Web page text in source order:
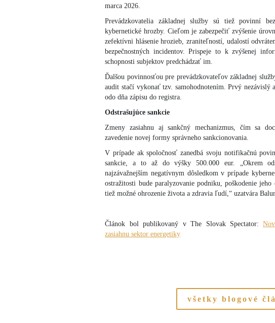
marca 2026.
Prevádzkovatelia základnej služby sú tiež povinní
kybernetické hrozby. Cieľom je zabezpečiť zvýšenie
zefektívni hlásenie hrozieb, zraniteľností, udalostí
bezpečnostných incidentov. Prispeje to k zvýšenej
schopnosti subjektov predchádzať im.
Ďalšou povinnosťou pre prevádzkovateľov základnej
audit stačí vykonať tzv. samohodnotením. Prvý nezávislý
odo dňa zápisu do registra.
Odstrašujúce sankcie
Zmeny zasiahnu aj sankčný mechanizmus, čím sa
zavedenie novej formy správneho sankcionovania.
V prípade ak spoločnosť zanedbá svoju notifikačnú
sankcie, a to až do výšky 500.000 eur. „Okrem
najzávažnejším negatívnym dôsledkom v prípade
ostražitosti bude paralyzovanie podniku, poškodenie
tiež možné ohrozenie života a zdravia ľudí,“ uzatvára
Článok bol publikovaný v The Slovak Spectator:
zasiahnu sektor energetiky
všetky blogové